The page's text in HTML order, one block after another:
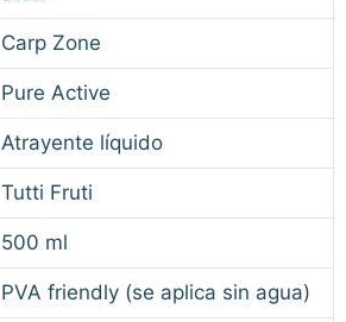
Carp Zone
Pure Active
Atrayente líquido
Tutti Fruti
500 ml
PVA friendly (se aplica sin agua)